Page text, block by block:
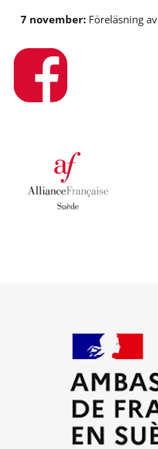
7 november: Föreläsning av